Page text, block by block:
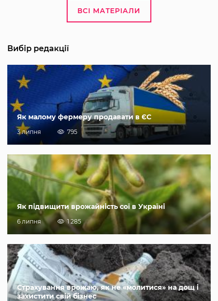
ВСІ МАТЕРІАЛИ
Вибір редакції
Як малому фермеру продавати в ЄС
3 липня 795
Як підвищити врожайність сої в Україні
6 липня 1 285
Страхування врожаю, як не «молитися» на дощ і
захистити свій бізнес